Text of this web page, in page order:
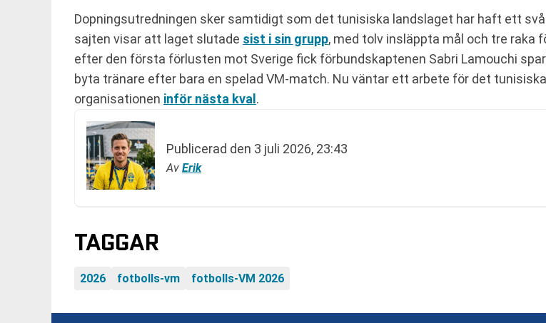
Dopningsutredningen sker samtidigt som det tunisiska landslaget har haft ett
sajten visar att laget slutade sist i sin grupp, med tolv insläppta mål och tre raka
efter den första förlusten mot Sverige fick förbundskaptenen Sabri Lamouchi
byta tränare efter bara en spelad VM-match. Nu väntar ett arbete för det
organisationen inför nästa kval .
Publicerad den 3 juli 2026, 23:43
Av Erik
TAGGAR
2026 fotbolls-vm fotbolls-VM 2026